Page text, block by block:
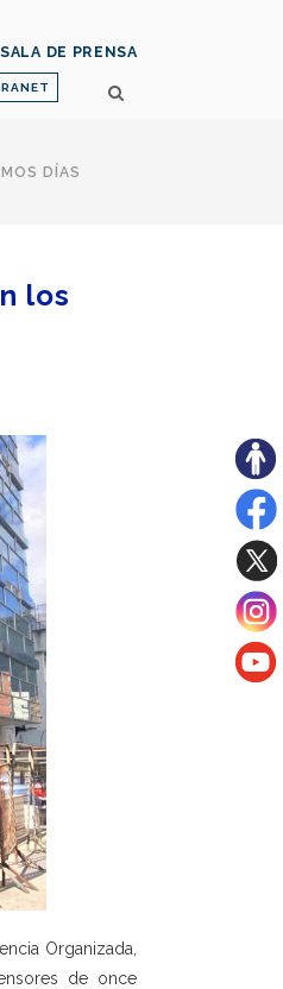
SALA DE PRENSA
DÍAS
los
Organizada,
de once